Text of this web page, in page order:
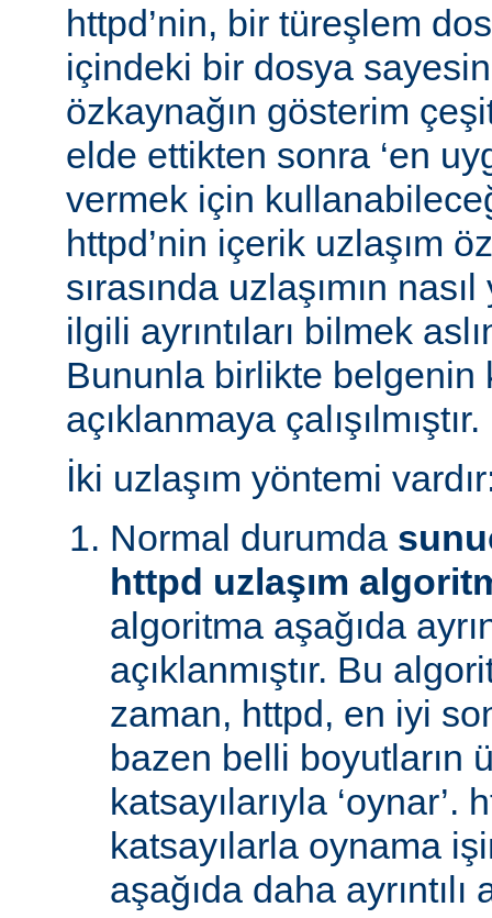
httpd’nin, bir türeşlem
içindeki bir dosya
özkaynağın gösterim
elde ettikten sonra ‘en
vermek için
httpd’nin içerik uzlaşım
sırasında uzlaşımın
ilgili ayrıntıları bilmek
Bununla birlikte belgenin
açıklanmaya çalışılmıştır.
İki uzlaşım yöntemi
Normal durumda
httpd uzlaşım
algoritma aşağıda
açıklanmıştır. Bu
zaman, httpd, en iyi
bazen belli boyutların
katsayılarıyla ‘oynar’.
katsayılarla oynama
aşağıda daha ayrıntılı